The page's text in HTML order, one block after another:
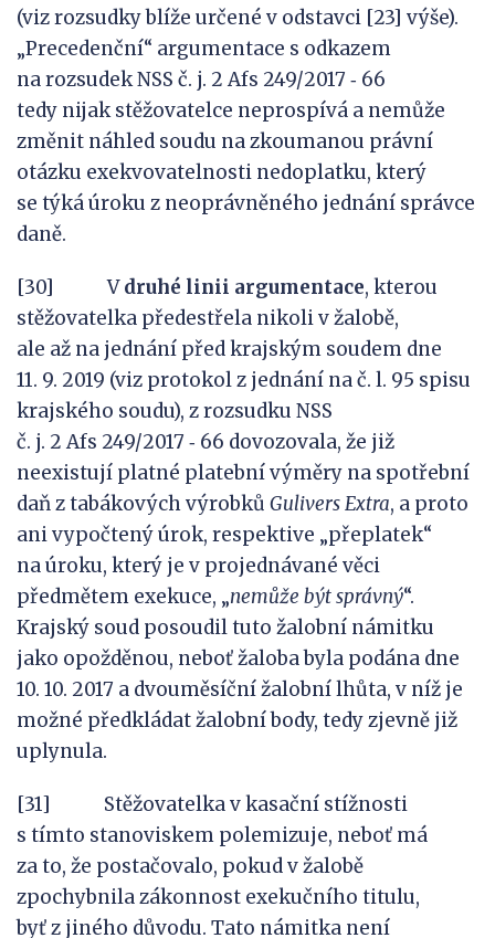
(viz rozsudky blíže určené v odstavci [23] výše).
„Precedenční“ argumentace s odkazem
na rozsudek NSS č. j. 2 Afs 249/2017 ‑ 66
tedy nijak stěžovatelce neprospívá a nemůže
změnit náhled soudu na zkoumanou právní
otázku exekvovatelnosti nedoplatku, který
se týká úroku z neoprávněného jednání správce
daně.
[30] Vdruhé linii argumentace, kterou
stěžovatelka předestřela nikoli v žalobě,
ale až na jednání před krajským soudem dne
11. 9. 2019 (viz protokol z jednání na č. l. 95 spisu
krajského soudu), z rozsudku NSS
č. j. 2 Afs 249/2017 ‑ 66 dovozovala, že již
neexistují platné platební výměry na spotřební
daň z tabákových výrobků Gulivers Extra, a proto
ani vypočtený úrok, respektive „přeplatek“
na úroku, který je v projednávané věci
předmětem exekuce, „nemůže být správný“.
Krajský soud posoudil tuto žalobní námitku
jako opožděnou, neboť žaloba byla podána dne
10. 10. 2017 a dvouměsíční žalobní lhůta, v níž je
možné předkládat žalobní body, tedy zjevně již
uplynula.
[31] Stěžovatelka v kasační stížnosti
s tímto stanoviskem polemizuje, neboť má
za to, že postačovalo, pokud v žalobě
zpochybnila zákonnost exekučního titulu,
byť z jiného důvodu. Tato námitka není